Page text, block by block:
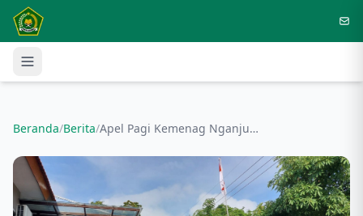
Langsung ke konten utama
Beranda/Berita/ Apel Pagi Kemenag Nganjuk, Penguatan Disiplin ASN Dipimpin Kasi Penma Sutopo